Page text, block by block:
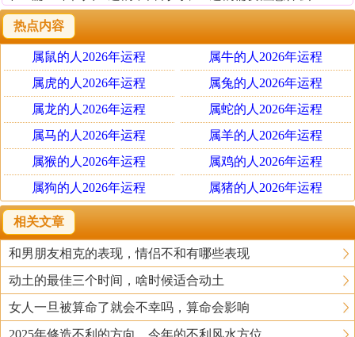
热点内容
属鼠的人2026年运程
属牛的人2026年运程
属虎的人2026年运程
属兔的人2026年运程
属龙的人2026年运程
属蛇的人2026年运程
属马的人2026年运程
属羊的人2026年运程
属猴的人2026年运程
属鸡的人2026年运程
属狗的人2026年运程
属猪的人2026年运程
相关文章
和男朋友相克的表现，情侣不和有哪些表现
动土的最佳三个时间，啥时候适合动土
女人一旦被算命了就会不幸吗，算命会影响
2025年修造不利的方向，今年的不利风水方位